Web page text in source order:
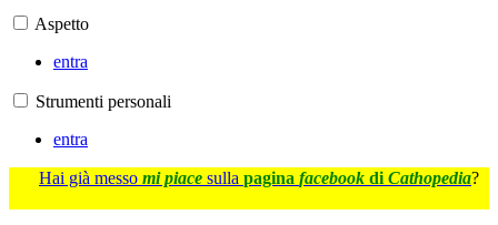
Aspetto
entra
Strumenti personali
entra
Hai già messo mi piace sulla pagina facebook di Cathopedia?